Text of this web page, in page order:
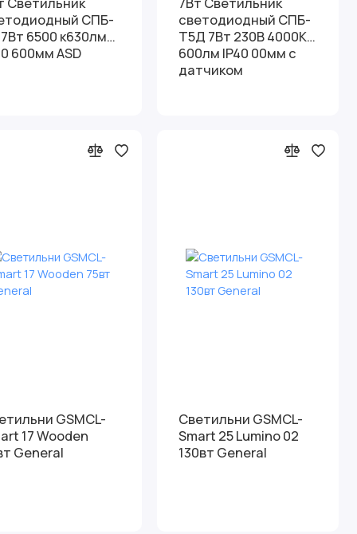
СПБ-
6500 к630лм
600мм ASD
светодиодный СПБ-
Т5Д 7Вт 230В 4000К
600лм IP40 00мм с
датчиком
GSMCL-
17 Wooden
General
Светильни GSMCL-
Smart 25 Lumino 02
130вт General